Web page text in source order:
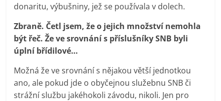
donaritu, výbušniny, jež se používala v dolech.
Zbraně. Četl jsem, že o jejich množství nemohla
být řeč. Že ve srovnání s příslušníky SNB byli
úplní břídilové…
Možná že ve srovnání s nějakou větší jednotkou
ano, ale pokud jde o obyčejnou služebnu SNB či
strážní službu jakéhokoli závodu, nikoli. Jen pro